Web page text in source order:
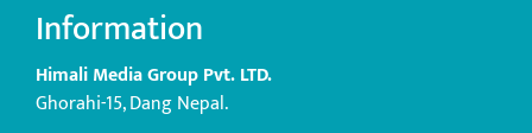
Information
Himali Media Group Pvt. LTD.
Ghorahi-15, Dang Nepal.